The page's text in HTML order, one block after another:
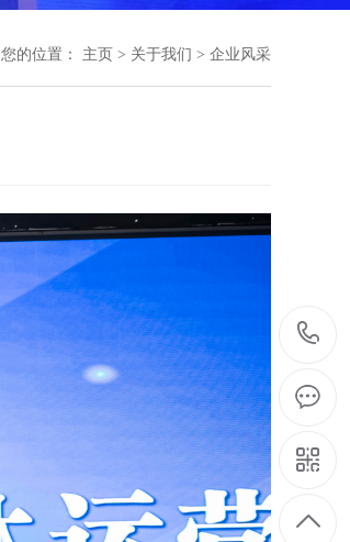
您的位置： 主页 > 关于我们 > 企业风采